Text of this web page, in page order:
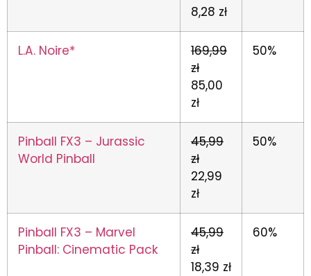
8,28 zł
L.A. Noire*
169,99
zł
85,00
zł
50%
Pinball FX3 – Jurassic
World Pinball
45,99
zł
22,99
zł
50%
Pinball FX3 – Marvel
Pinball: Cinematic Pack
45,99
zł
18,39 zł
60%